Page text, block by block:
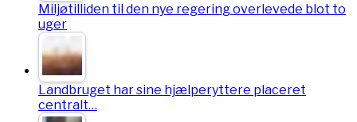
Miljøtilliden til den nye regering overlevede blot to
uger
Landbruget har sine hjælperyttere placeret
centralt…